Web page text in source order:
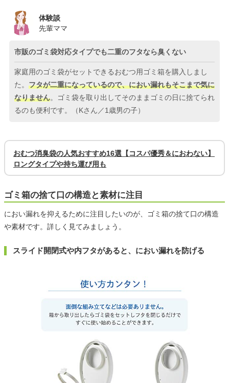
体験談
先輩ママ
市販のゴミ袋対応タイプでも二重のフタなら臭くない
家庭用のゴミ袋がセットできるおむつ用ゴミ箱を購入しまし
た。 フタが二重になっているので、におい漏れもそこまで気に
なりません。ゴミ袋を取り出してそのままゴミの日に捨てられ
るのも便利です。（Kさん／1歳男の子）
おむつ消臭袋の人気おすすめ16選【コスパ優秀＆におわない】
ロングタイプや持ち運び用も
ゴミ箱の捨て口の構造と素材に注目
におい漏れを抑えるために注目したいのが、ゴミ箱の捨て口の構造
や素材です。詳しく見てみましょう。
スライド開閉式や内フタがあると、におい漏れを防げる